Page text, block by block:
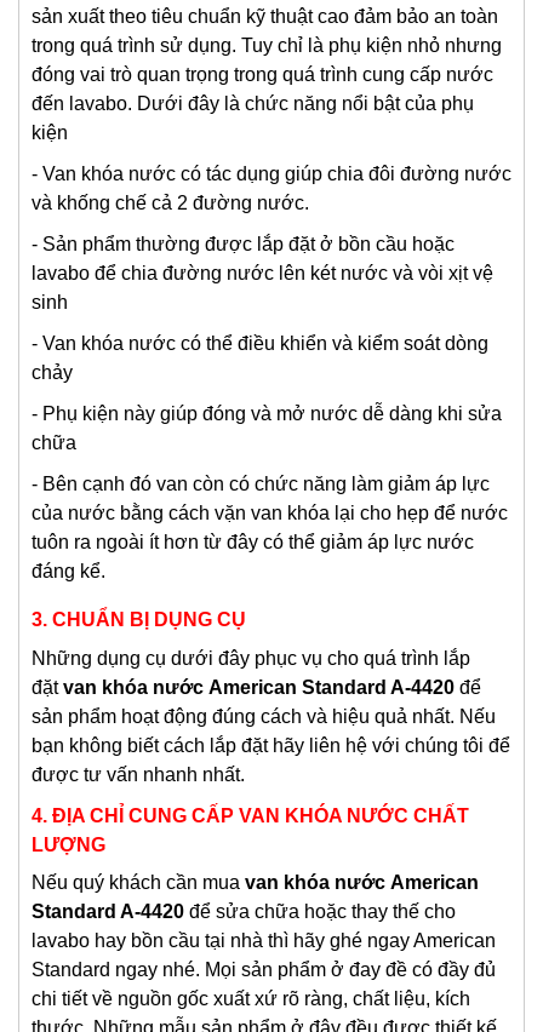
sản xuất theo tiêu chuẩn kỹ thuật cao đảm bảo an toàn
trong quá trình sử dụng. Tuy chỉ là phụ kiện nhỏ nhưng
đóng vai trò quan trọng trong quá trình cung cấp nước
đến lavabo. Dưới đây là chức năng nổi bật của phụ
kiện
- Van khóa nước có tác dụng giúp chia đôi đường nước
và khống chế cả 2 đường nước.
- Sản phẩm thường được lắp đặt ở bồn cầu hoặc
lavabo để chia đường nước lên két nước và vòi xịt vệ
sinh
- Van khóa nước có thể điều khiển và kiểm soát dòng
chảy
- Phụ kiện này giúp đóng và mở nước dễ dàng khi sửa
chữa
- Bên cạnh đó van còn có chức năng làm giảm áp lực
của nước bằng cách vặn van khóa lại cho hẹp để nước
tuôn ra ngoài ít hơn từ đây có thể giảm áp lực nước
đáng kể.
3. CHUẨN BỊ DỤNG CỤ
Những dụng cụ dưới đây phục vụ cho quá trình lắp
đặtvan khóa nước American Standard A-4420 để
sản phẩm hoạt động đúng cách và hiệu quả nhất. Nếu
bạn không biết cách lắp đặt hãy liên hệ với chúng tôi để
được tư vấn nhanh nhất.
4. ĐỊA CHỈ CUNG CẤP VAN KHÓA NƯỚC CHẤT
LƯỢNG
Nếu quý khách cần mua van khóa nước American
Standard A-4420 để sửa chữa hoặc thay thế cho
lavabo hay bồn cầu tại nhà thì hãy ghé ngay American
Standard ngay nhé. Mọi sản phẩm ở đay đề có đầy đủ
chi tiết về nguồn gốc xuất xứ rõ ràng, chất liệu, kích